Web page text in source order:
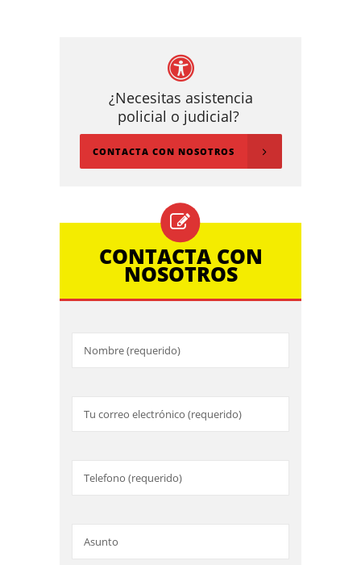
¿Necesitas asistencia
policial o judicial?
CONTACTA CON NOSOTROS
CONTACTA CON
NOSOTROS